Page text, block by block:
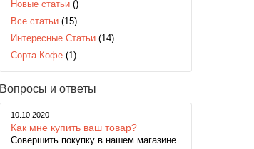
Новые статьи ()
Все статьи (15)
Интересные Статьи (14)
Сорта Кофе (1)
Вопросы и ответы
10.10.2020
Как мне купить ваш товар?
Совершить покупку в нашем магазине